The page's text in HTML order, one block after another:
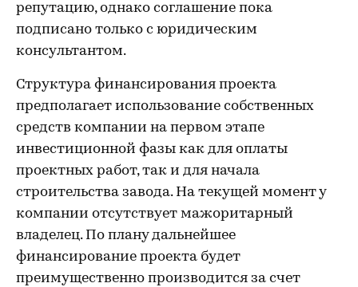
репутацию, однако соглашение пока
подписано только с юридическим
консультантом.
Структура финансирования проекта
предполагает использование собственных
средств компании на первом этапе
инвестиционной фазы как для оплаты
проектных работ, так и для начала
строительства завода. На текущей момент у
компании отсутствует мажоритарный
владелец. По плану дальнейшее
финансирование проекта будет
преимущественно производится за счет